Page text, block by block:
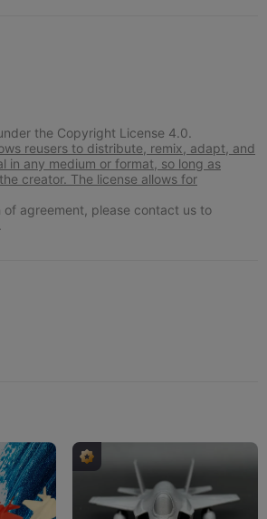
the Copyright License 4.0.
reusers to distribute, remix, adapt, and
in any medium or format, so long as
creator. The license allows for
agreement, please contact us to